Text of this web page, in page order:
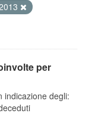
per
indicazione degli: